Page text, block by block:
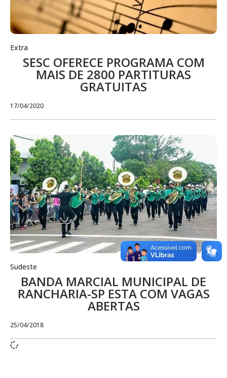
Extra
SESC OFERECE PROGRAMA COM
MAIS DE 2800 PARTITURAS
GRATUITAS
17/04/2020
Sudeste
BANDA MARCIAL MUNICIPAL DE
RANCHARIA-SP ESTA COM VAGAS
ABERTAS
25/04/2018